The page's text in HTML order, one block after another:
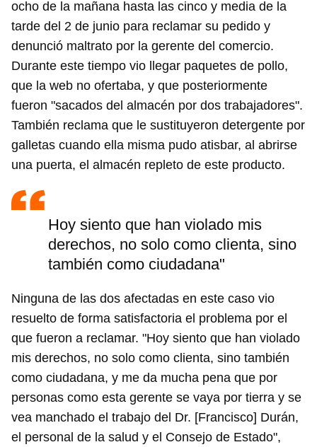
ocho de la mañana hasta las cinco y media de la
tarde del 2 de junio para reclamar su pedido y
denunció maltrato por la gerente del comercio.
Durante este tiempo vio llegar paquetes de pollo,
que la web no ofertaba, y que posteriormente
fueron "sacados del almacén por dos trabajadores".
También reclama que le sustituyeron detergente por
galletas cuando ella misma pudo atisbar, al abrirse
una puerta, el almacén repleto de este producto.
Hoy siento que han violado mis
derechos, no solo como clienta, sino
también como ciudadana"
Ninguna de las dos afectadas en este caso vio
resuelto de forma satisfactoria el problema por el
que fueron a reclamar. "Hoy siento que han violado
mis derechos, no solo como clienta, sino también
como ciudadana, y me da mucha pena que por
personas como esta gerente se vaya por tierra y se
vea manchado el trabajo del Dr. [Francisco] Durán,
el personal de la salud y el Consejo de Estado",